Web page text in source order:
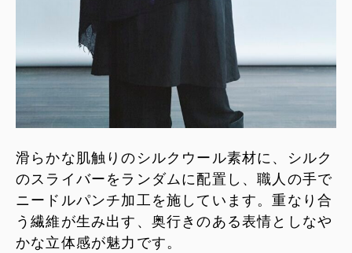
滑らかな肌触りのシルクウール素材に、シルク
のスライバーをランダムに配置し、職人の手で
ニードルパンチ加工を施しています。重なり合
う繊維が生み出す、奥行きのある表情としなや
かな立体感が魅力です。